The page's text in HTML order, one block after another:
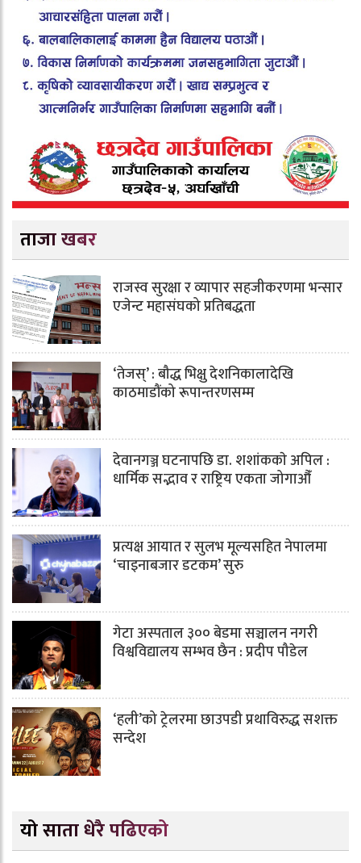
ताजा खबर
राजस्व सुरक्षा र व्यापार सहजीकरणमा भन्सार
एजेन्ट महासंघको प्रतिबद्धता
‘तेजस्’ : बौद्ध भिक्षु देशनिकालादेखि
काठमाडौंको रूपान्तरणसम्म
देवानगञ्ज घटनापछि डा. शशांककाे अपिल :
धार्मिक सद्भाव र राष्ट्रिय एकता जोगाऔँ
प्रत्यक्ष आयात र सुलभ मूल्यसहित नेपालमा
‘चाइनाबजार डटकम’ सुरु
गेटा अस्पताल ३०० बेडमा सञ्चालन नगरी
विश्वविद्यालय सम्भव छैन : प्रदीप पौडेल
‘हली’को ट्रेलरमा छाउपडी प्रथाविरुद्ध सशक्त
सन्देश
यो साता धेरै पढिएको